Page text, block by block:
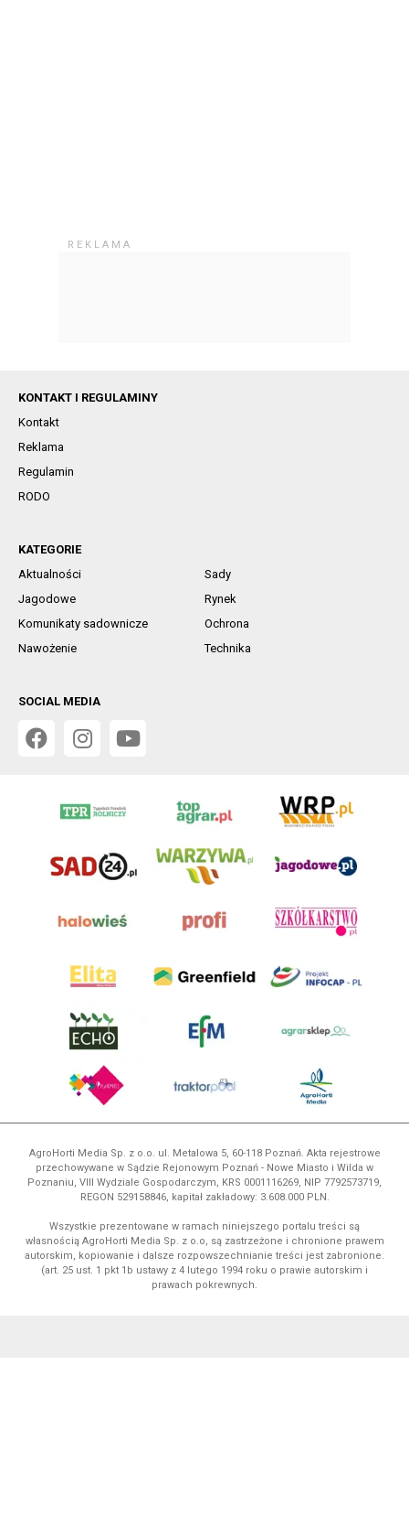
KONTAKT I REGULAMINY
Kontakt
Reklama
Regulamin
RODO
KATEGORIE
Aktualności
Sady
Jagodowe
Rynek
Komunikaty sadownicze
Ochrona
Nawożenie
Technika
SOCIAL MEDIA
AgroHorti Media Sp. z o.o. ul. Metalowa 5, 60-118 Poznań. Akta rejestrowe
przechowywane w Sądzie Rejonowym Poznań - Nowe Miasto i Wilda w
Poznaniu, VIII Wydziale Gospodarczym, KRS 0001116269, NIP 7792573719,
REGON 529158846, kapitał zakładowy: 3.608.000 PLN.
Wszystkie prezentowane w ramach niniejszego portalu treści są
własnością AgroHorti Media Sp. z o.o, są zastrzeżone i chronione prawem
autorskim, kopiowanie i dalsze rozpowszechnianie treści jest zabronione.
(art. 25 ust. 1 pkt 1b ustawy z 4 lutego 1994 roku o prawie autorskim i
prawach pokrewnych.